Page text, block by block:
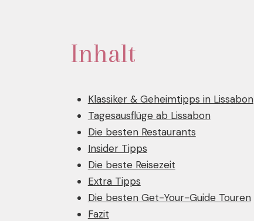
Inhalt
Klassiker & Geheimtipps in Lissabon
Tagesausflüge ab Lissabon
Die besten Restaurants
Insider Tipps
Die beste Reisezeit
Extra Tipps
Die besten Get-Your-Guide Touren
Fazit